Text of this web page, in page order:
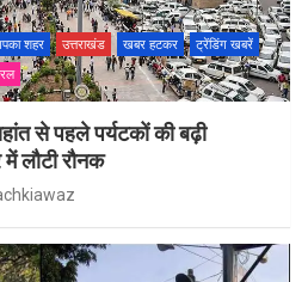
शहर उत्तराखंड खबर हटकर
ट्रेंडिंग खबरें
से पहले पर्यटकों की बढ़ी
में लौटी रौनक